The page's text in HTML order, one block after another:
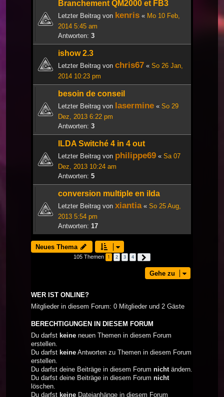
Branchement QM2000 et FB3
Letzter Beitrag von kenris « Mo 10 Feb,
2014 5:45 am
Antworten: 3
ishow 2.3
Letzter Beitrag von chris67 « So 26 Jan,
2014 10:23 pm
besoin de conseil
Letzter Beitrag von lasermine « So 29
Dez, 2013 6:22 pm
Antworten: 3
ILDA Switché 4 in 4 out
Letzter Beitrag von philippe69 « Sa 07
Dez, 2013 10:24 am
Antworten: 5
conversion multiple en ilda
Letzter Beitrag von xiantia« So 25 Aug,
2013 5:54 pm
Antworten: 17
Neues Thema
105 Themen 1 2 3 4
Gehe zu
WER IST ONLINE?
Mitglieder in diesem Forum: 0 Mitglieder und 2 Gäste
BERECHTIGUNGEN IN DIESEM FORUM
Du darfst keine neuen Themen in diesem Forum
erstellen.
Du darfst keine Antworten zu Themen in diesem Forum
erstellen.
Du darfst deine Beiträge in diesem Forum nichtändern.
Du darfst deine Beiträge in diesem Forum nicht
löschen.
Du darfst keine Dateianhänge in diesem Forum